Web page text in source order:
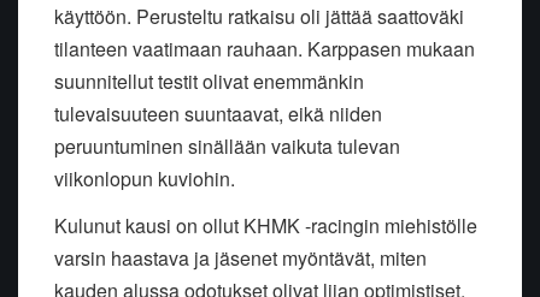
käyttöön. Perusteltu ratkaisu oli jättää saattoväki
tilanteen vaatimaan rauhaan. Karppasen mukaan
suunnitellut testit olivat enemmänkin
tulevaisuuteen suuntaavat, eikä niiden
peruuntuminen sinällään vaikuta tulevan
viikonlopun kuviohin.
Kulunut kausi on ollut KHMK -racingin miehistölle
varsin haastava ja jäsenet myöntävät, miten
kauden alussa odotukset olivat liian optimistiset.